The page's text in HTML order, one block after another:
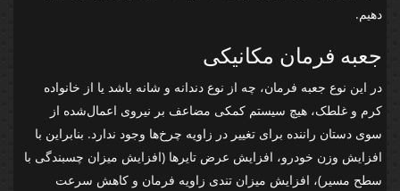
دهیم.
جعبه فرمان مکانیکی
در این نوع جعبه فرمان، چه از نوع دندانه و شانه باشد یا از خانواده
کرم و غلطک، هیچ سیستم کمکی مضاعف بر نیروی اعمال‌شده از
سوی دستان راننده برای تغییر در زاویه چرخ‌ها وجود ندارد. بنابراین با
افزایش وزن خودرو، افزایش عرض تایرها (افزایش میزان چسبندگی با
سطح مسیر)، افزایش میزان تندی زاویه فرمان و کاهش سرعت